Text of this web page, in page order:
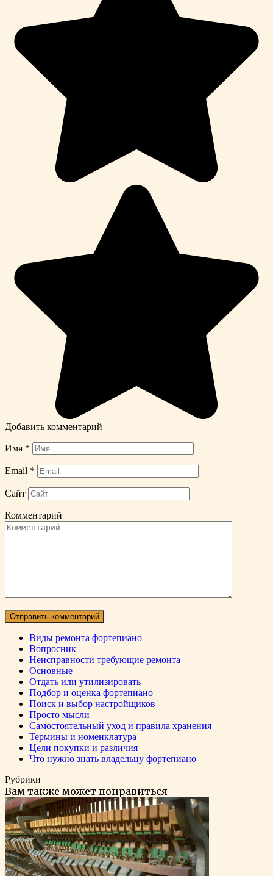
Добавить комментарий
Имя *
Email *
Сайт
Комментарий
Виды ремонта фортепиано
Вопросник
Неисправности требующие ремонта
Основные
Отдать или утилизировать
Подбор и оценка фортепиано
Поиск и выбор настройщиков
Просто мысли
Самостоятельный уход и правила хранения
Термины и номенклатура
Цели покупки и различия
Что нужно знать владельцу фортепиано
Рубрики
Вам также может понравиться